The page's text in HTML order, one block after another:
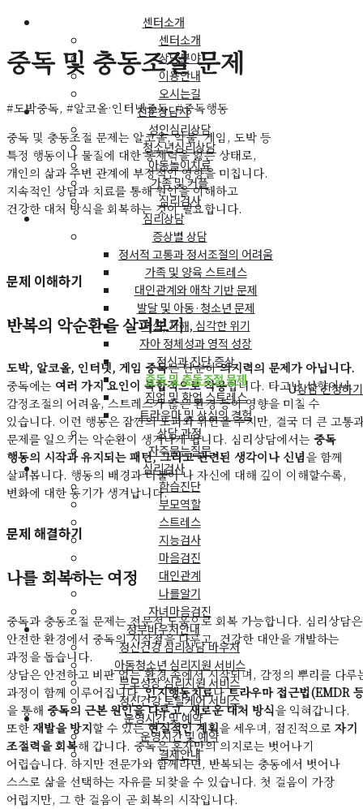
센터소개
센터소개
상담분야
이용안내
오시는길
전문상담사
성인심리상담
청소년심리상담
아동놀이치료
가족 및 커플
심리검사
심리상담
증상별 상담
정서적 고통과 정서조절의 어려움
가족 및 양육 스트레스
대인관계와 애착 기반 문제
발달 및 아동·청소년 문제
자살, 자해, 심각한 위기
자아 정체성과 영적 성장
정신과 진단 증상
중독 및 충동조절 문제
직업 및 학업 스트레스
트라우마 및 상실의 경험
상담 과정
자주묻는질문
심리검사
학습진단
부모역할
스트레스
지능검사
마음검진
대인관계
나를알기
자녀마음검진
정부바우처안내
정신건강 심리상담 바우처
아동청소년 심리지원 서비스
부모성장 심리지원 서비스
정신건강 토탈케어 서비스
운영시간 및 예약
운영시간 및 예약
결제안내
U상담 신청하기
중독 및 충동조절 문제
#도박중독, #알코올·인터넷중독, #중독행동
중독 및 충동조절 문제는 알코올, 약물, 게임, 도박 등
특정 행동이나 물질에 대한 통제력을 잃는 상태로,
개인의 삶과 주변 관계에 부정적인 영향을 미칩니다.
지속적인 상담과 치료를 통해 원인을 이해하고
건강한 대처 방식을 회복하는 것이 필요합니다.
문제 이해하기
반복의 악순환을 살펴보기
도박, 알코올, 인터넷, 게임 중독은 단순히의지력의 문제가 아닙니다.
중독에는 여러 가지 요인이 복합적으로 작용합니다. 타고난 성향이나
감정조절의 어려움, 스트레스가 많은 환경 등이 영향을 미칠 수
있습니다. 이런 행동은 잠깐의 도피와 위안을 주지만, 결국 더 큰 고통
문제를 일으키는 악순환이 생겨나게 됩니다. 심리상담에서는 중독
행동의 시작과 유지되는 패턴, 그리고 관련된 생각이나 신념을 함께
살펴봅니다. 행동의 배경과 더불어 나 자신에 대해 깊이 이해할수록,
변화에 대한 동기가 생겨납니다.
문제 해결하기
나를 회복하는 여정
중독과 충동조절 문제는 전문적 도움으로 회복 가능합니다. 심리상담은
안전한 환경에서 중독의 시작점을 다루고, 건강한 대안을 개발하는
과정을 돕습니다.
상담은 안전하고 비판 없는 환경 속에서 시작되며, 감정의 뿌리를 다루
과정이 함께 이루어집니다.인지행동치료나트라우마 접근법(EMDR
을 통해 중독의 근본 원인을 다루고, 새로운 대처 방식을 익혀갑니다.
또한 재발을 방지할 수 있는현실적인 계획을 세우며, 점진적으로 자기
조절력을 회복해 갑니다. 중독은 혼자만의 의지로는 벗어나기
어렵습니다. 하지만 전문가와 함께라면, 반복되는 충동에서 벗어나
스스로 삶을 선택하는 자유를 되찾을 수 있습니다. 첫 걸음이 가장
어렵지만, 그 한 걸음이 곧 회복의 시작입니다.